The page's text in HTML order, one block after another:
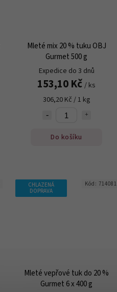
Mleté mix 20 % tuku OBJ
Gurmet 500 g
Expedice do 3 dnů
153,10 Kč / ks
306,20 Kč / 1 kg
Do košíku
CHLAZENÁ
DOPRAVA
Mleté vepřové tuk do 20 %
Gurmet 6 x 400 g
Kód: 714081